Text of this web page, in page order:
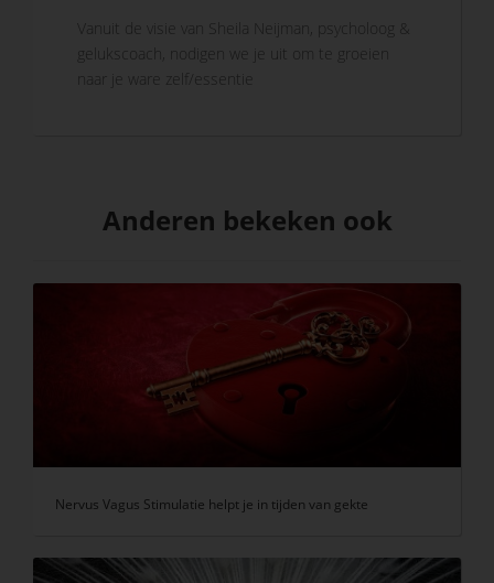
Vanuit de visie van Sheila Neijman, psycholoog &
gelukscoach, nodigen we je uit om te groeien
naar je ware zelf/essentie
Anderen bekeken ook
Nervus Vagus Stimulatie helpt je in tijden van gekte